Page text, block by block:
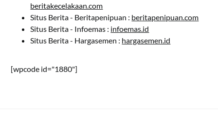
beritakecelakaan.com
Situs Berita - Beritapenipuan : beritapenipuan.com
Situs Berita - Infoemas : infoemas.id
Situs Berita - Hargasemen : hargasemen.id
[wpcode id="1880"]